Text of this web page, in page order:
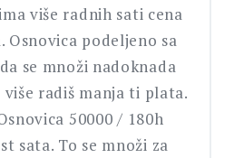
više radnih sati cena
Osnovica podeljeno sa
se množi nadoknada
više radiš manja ti plata.
50000 / 180h
sata. To se množi za